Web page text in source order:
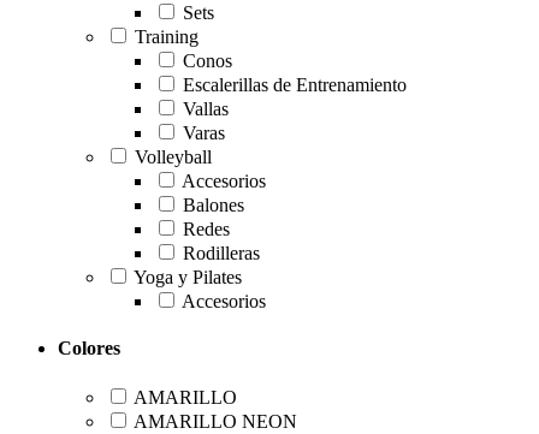
Sets
Training
Conos
Escalerillas de Entrenamiento
Vallas
Varas
Volleyball
Accesorios
Balones
Redes
Rodilleras
Yoga y Pilates
Accesorios
Colores
AMARILLO
AMARILLO NEON